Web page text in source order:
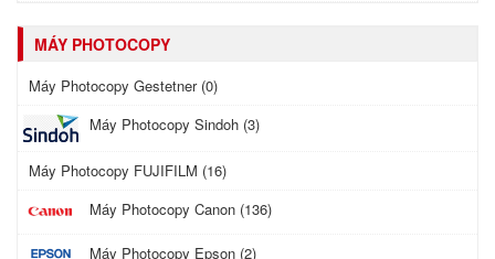
MÁY PHOTOCOPY
Máy Photocopy Gestetner (0)
Máy Photocopy Sindoh (3)
Máy Photocopy FUJIFILM (16)
Máy Photocopy Canon (136)
Máy Photocopy Epson (2)